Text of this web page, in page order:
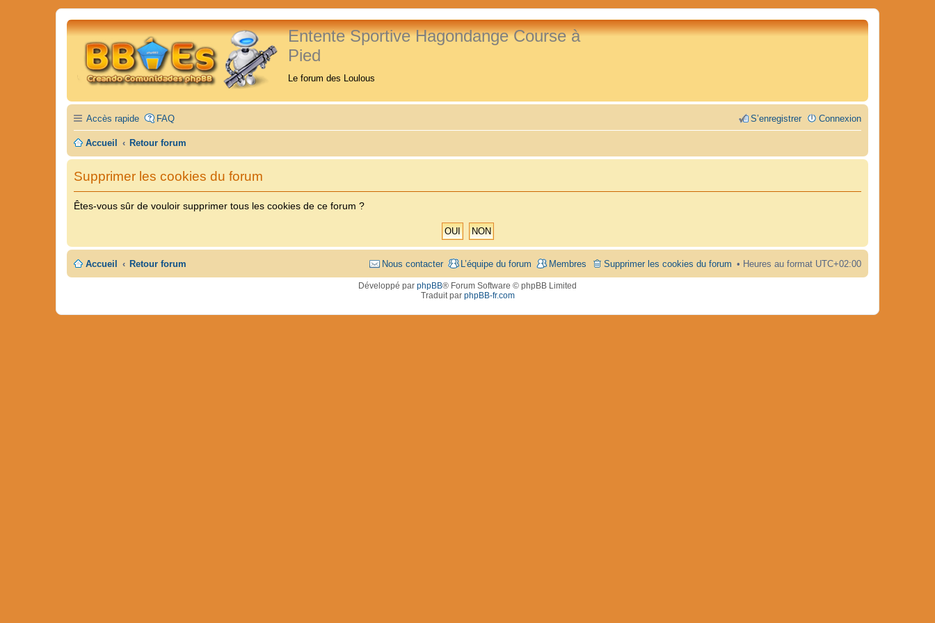
Entente Sportive Hagondange Course à
Pied
Le forum des Loulous
Accès rapide FAQ Connexion
S’enregistrer
Accueil Retour forum
Supprimer les cookies du forum
Êtes-vous sûr de vouloir supprimer tous les cookies de ce forum ?
Accueil Retour forum Heures au format UTC+02:00
Supprimer les cookies du forum
Membres
L’équipe du forum
Nous contacter
Développé par phpBB® Forum Software © phpBB Limited
Traduit par phpBB-fr.com